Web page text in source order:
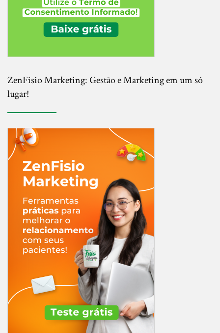
ZenFisio Marketing: Gestão e Marketing em um só
lugar!